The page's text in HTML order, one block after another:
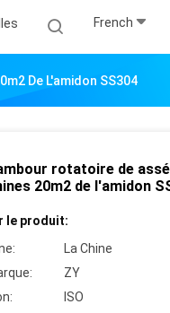
French
De L'amidon SS304
rotatoire de
20m2 de l'amidon
le produit:
La Chine
ZY
ISO